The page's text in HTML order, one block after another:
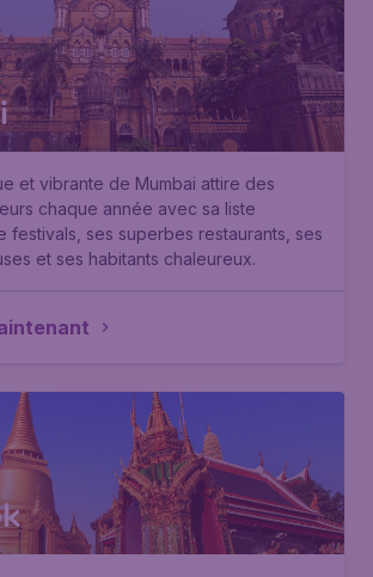
et vibrante de Mumbai attire des
chaque année avec sa liste
festivals, ses superbes restaurants, ses
et ses habitants chaleureux.